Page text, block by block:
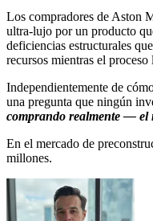
Los compradores de Aston
ultra-lujo por un producto
deficiencias estructurales
recursos mientras el proceso
Independientemente de
una pregunta que ningún
comprando realmente — el
En el mercado de
millones.